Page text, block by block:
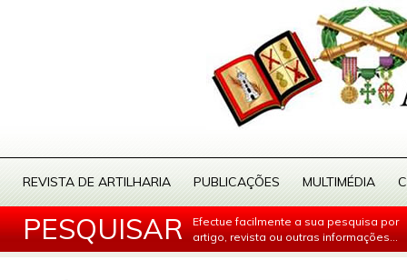
REVISTA DE ARTILHARIA PUBLICAÇÕES MULTIMÉDIA
PESQUISAR
Efectue facilmente a sua pesquisa por
artigo, revista ou outras informações...